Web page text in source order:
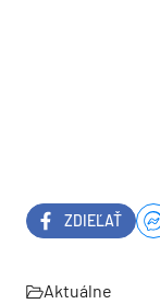
ZDIEĽAŤ
Aktuálne